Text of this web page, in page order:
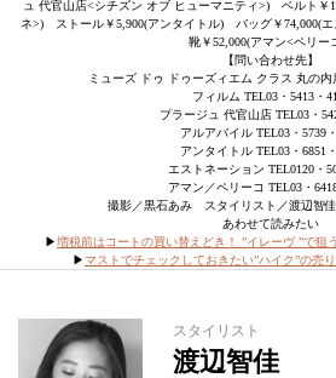
ュ 代官山店<シチズン オブ ヒューマニティ>) ベルト￥
ネ>) ストール￥5,900(アンタイトル) バッグ￥74,000(
靴￥52,000(アマン<ペリー
【問い合わせ先】
ミューズ ドゥ ドゥーズィエム クラス 丸の内
フィルム TEL03・5413・
プラージュ 代官山店 TEL03・
アルアバイル TEL03・5739
アンタイトル TEL03・6851
エストネーション TEL0120・
アマン／ペリーコ TEL03・
撮影／黒石あみ スタイリスト／渡辺智
あわせて読みたい
▶︎増税前はコートの買い替えどき！ ”イレーヴ ”で狙
▶︎マストでチェックしておきたい”ハイク”の売
スタイリスト
渡辺智佳